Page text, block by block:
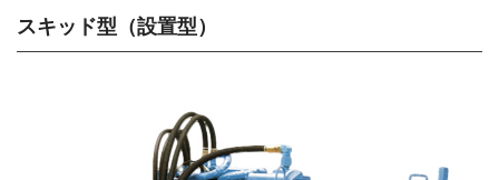
スキッド型（設置型）